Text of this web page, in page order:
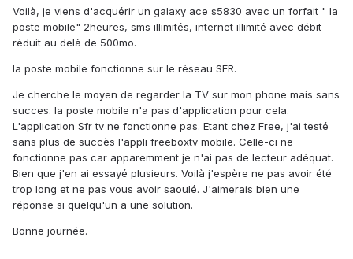
Voilà, je viens d'acquérir un galaxy ace s5830 avec un forfait " la
poste mobile" 2heures, sms illimités, internet illimité avec débit
réduit au delà de 500mo.
la poste mobile fonctionne sur le réseau SFR.
Je cherche le moyen de regarder la TV sur mon phone mais sans
succes. la poste mobile n'a pas d'application pour cela.
L'application Sfr tv ne fonctionne pas. Etant chez Free, j'ai testé
sans plus de succès l'appli freeboxtv mobile. Celle-ci ne
fonctionne pas car apparemment je n'ai pas de lecteur adéquat.
Bien que j'en ai essayé plusieurs. Voilà j'espère ne pas avoir été
trop long et ne pas vous avoir saoulé. J'aimerais bien une
réponse si quelqu'un a une solution.
Bonne journée.